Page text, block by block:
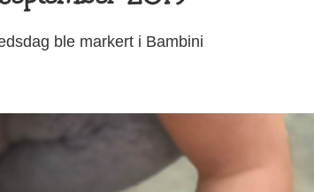
ble markert i Bambini